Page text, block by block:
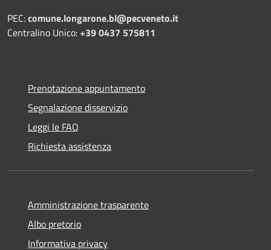
PEC:comune.longarone.bl@pecveneto.it
Centralino Unico:+39 0437 575811
Prenotazione appuntamento
Segnalazione disservizio
Leggi le FAQ
Richiesta assistenza
Amministrazione trasparente
Albo pretorio
Informativa privacy